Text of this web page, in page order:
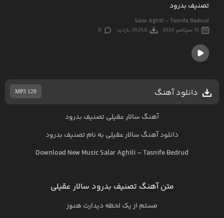
تصنیف بدرود
Salar Aghili - Tasnife Bedrud
10 سپتامبر 2024 29,350 بازدید 0
دانلود آهنگ MP3 128
آهنگ سالار عقیلی تصنیف بدرود
دانلود آهنگ سالار عقیلی به نامتصنیف بدرود
Download New MusicSalar Aghili –Tasnife Bedrud
متن آهنگ تصنیف بدرود سالار عقیلی
مستم از یک لحظه دیدارت هنوز